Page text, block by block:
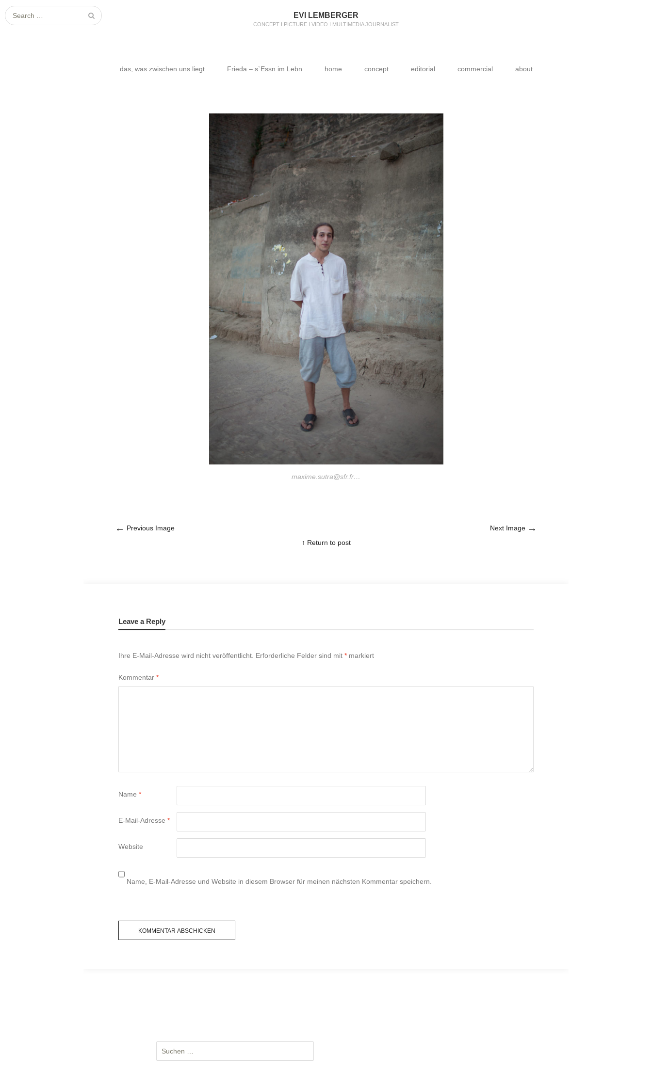
EVI LEMBERGER
CONCEPT I PICTURE I VIDEO I MULTIMEDIA JOURNALIST
S
e
das, was zwischen uns liegt Frieda – s`Essn im Lebn home concept editorial commercial about
maxime.sutra@sfr.fr…
← Previous Image Next Image →
↑ Return to post
Leave a Reply
Ihre E-Mail-Adresse wird nicht veröffentlicht. Erforderliche Felder sind mit * markiert
Kommentar *
Name *
E-Mail-Adresse *
Website
Name, E-Mail-Adresse und Website in diesem Browser für meinen nächsten Kommentar speichern.
u